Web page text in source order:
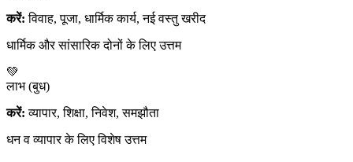
करें:विवाह, पूजा, धार्मिक कार्य, नई वस्तु खरीद
धार्मिक और सांसारिक दोनों के लिए उत्तम
💚
लाभ (बुध)
करें:व्यापार, शिक्षा, निवेश, समझौता
धन व व्यापार के लिए विशेष उत्तम